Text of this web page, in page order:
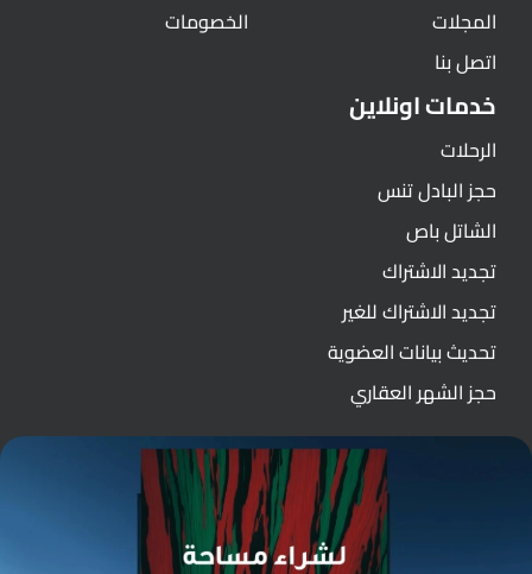
المجلات
اتصل بنا
الخصومات
خدمات اونلاين
الرحلات
حجز البادل تنس
الشاتل باص
تجديد الاشتراك
تجديد الاشتراك للغير
تحديث بيانات العضوية
حجز الشهر العقاري